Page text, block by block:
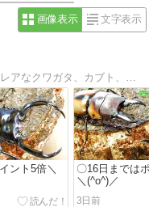
画像表示 文字表示
ント5倍＼
〇16日までは
＼(^o^)／
3日前